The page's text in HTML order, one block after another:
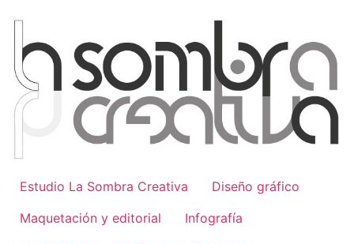
contenido
Estudio La Sombra Creativa
Diseño gráfico
Maquetación y editorial
Infografía